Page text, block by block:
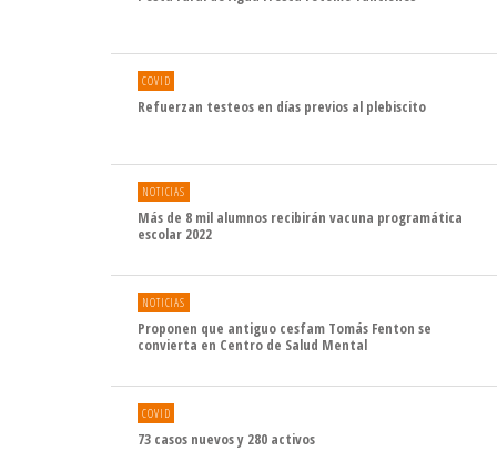
COVID
Refuerzan testeos en días previos al plebiscito
NOTICIAS
Más de 8 mil alumnos recibirán vacuna programática
escolar 2022
NOTICIAS
Proponen que antiguo cesfam Tomás Fenton se
convierta en Centro de Salud Mental
COVID
73 casos nuevos y 280 activos